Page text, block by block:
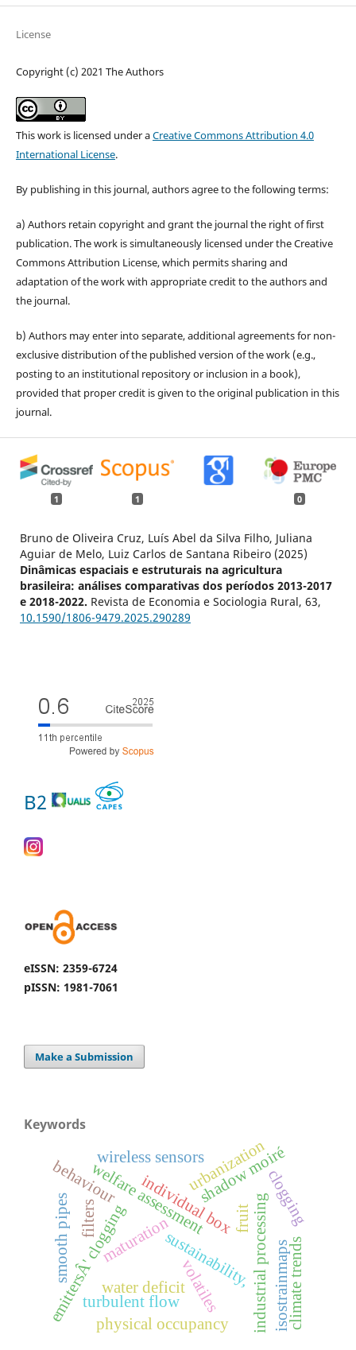
License
Copyright (c) 2021 The Authors
This work is licensed under aCreative Commons Attribution 4.0
International License.
By publishing in this journal, authors agree to the following terms:
a) Authors retain copyright and grant the journal the right of first
publication. The work is simultaneously licensed under the Creative
Commons Attribution License, which permits sharing and
adaptation of the work with appropriate credit to the authors and
the journal.
b) Authors may enter into separate, additional agreements for non-
exclusive distribution of the published version of the work (e.g.,
posting to an institutional repository or inclusion in a book),
provided that proper credit is given to the original publication in this
journal.
1 1 0
Bruno de Oliveira Cruz, Luís Abel da Silva Filho, Juliana
Aguiar de Melo, Luiz Carlos de Santana Ribeiro (2025)
Dinâmicas espaciais e estruturais na agricultura
brasileira: análises comparativas dos períodos 2013-2017
e 2018-2022. Revista de Economia e Sociologia Rural, 63,
10.1590/1806-9479.2025.290289
B2
eISSN: 2359-6724
pISSN: 1981-7061
Make a Submission
Keywords
water deficit
maturation
welfare assessment
individual box
wireless sensors
sustainability,
emittersÂ' clogging industrial processing
fruit
volatiles
clogging
filters
behaviour
physical occupancy
s
m
o
o
t
h
p
i
p
e
s
turbulent flow isostrainmaps
shadow moiré
climate trends
urbanization